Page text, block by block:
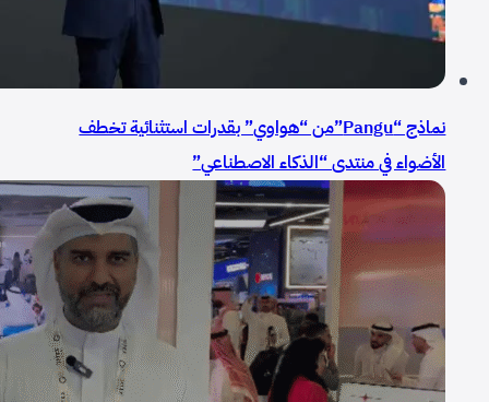
نماذج “Pangu”من “هواوي” بقدرات استثنائية تخطف
الأضواء في منتدى “الذكاء الاصطناعي”